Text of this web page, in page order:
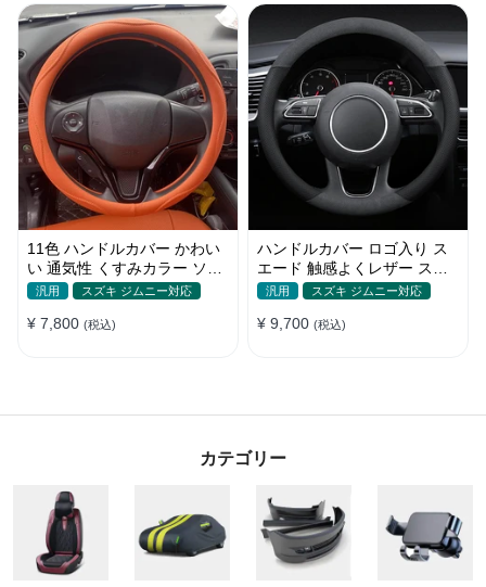
11色 ハンドルカバー かわい
い 通気性 くすみカラー ソフ
トレザー ステアリング O
汎用 スズキ ジムニー対応
¥ 7,800 (税込)
ハンドルカバー ロゴ入り ス
エード 触感よくレザー スポ
ーツ感 汚れ滑り防止 四季汎
汎用 スズキ ジムニー対応
¥ 9,700 (税込)
カテゴリー